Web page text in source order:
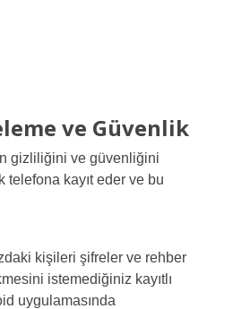
ve Güvenlik
gizliliğini ve güvenliğini
kayıt eder ve bu
kişileri şifreler ve rehber
istemediğiniz kayıtlı
uygulamasında